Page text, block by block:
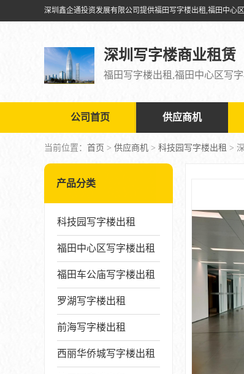
深圳写字楼商业租赁
公司首页 供应商机
当前位置： 首页 > 供应商机 > 科技园写字楼出租 >
产品分类
科技园写字楼出租
福田中心区写字楼出租
福田车公庙写字楼出租
罗湖写字楼出租
前海写字楼出租
西丽华侨城写字楼出租